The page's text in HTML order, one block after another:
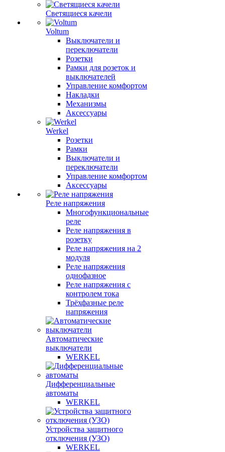
Светящиеся качели
Voltum
Выключатели и
переключатели
Розетки
Рамки для розеток и
выключателей
Управление комфортом
Накладки
Механизмы
Аксессуары
Werkel
Розетки
Рамки
Выключатели и
переключатели
Управление комфортом
Аксессуары
Реле напряжения
Многофункциональные
реле
Реле напряжения в
розетку
Реле напряжения на 2
модуля
Реле напряжения
однофазное
Реле напряжения с
контролем тока
Трёхфазные реле
напряжения
Автоматические
выключатели
WERKEL
Дифференциальные
автоматы
WERKEL
Устройства защитного
отключения (УЗО)
WERKEL